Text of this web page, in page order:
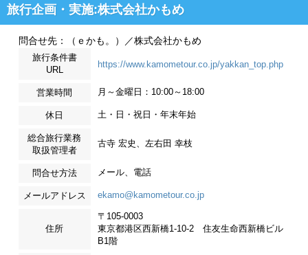
旅行企画・実施:株式会社かもめ
問合せ先：（ｅかも。）／株式会社かもめ
旅行条件書
URL
https://www.kamometour.co.jp/yakkan_top.php
営業時間 月～金曜日：10:00～18:00
休日 土・日・祝日・年末年始
総合旅行業務
取扱管理者
古寺 宏史、左右田 幸枝
問合せ方法 メール、電話
メールアドレス ekamo@kamometour.co.jp
住所
〒105-0003
東京都港区西新橋1-10-2 住友生命西新橋ビル
B1階